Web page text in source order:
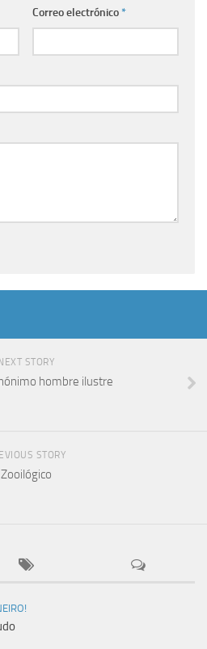
Correo electrónico*
STORY
hombre ilustre
STORY
Zooilógico